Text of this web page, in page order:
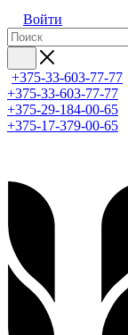
Войти
+375-33-603-77-77
+375-33-603-77-77
+375-29-184-00-65
+375-17-379-00-65